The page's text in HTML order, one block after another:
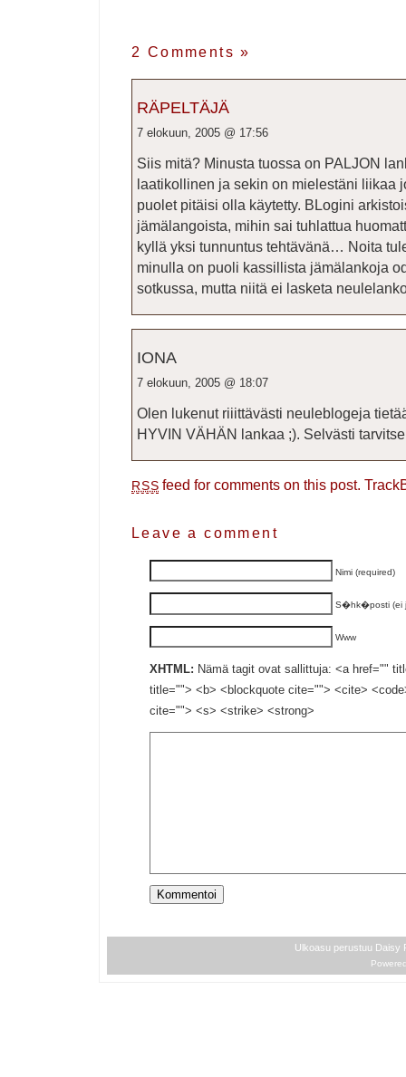
2 Comments»
RÄPELTÄJÄ
7 elokuun, 2005 @ 17:56
Siis mitä? Minusta tuossa on PALJON
laatikollinen ja sekin on mielestäni liikaa
puolet pitäisi olla käytetty. BLogini
jämälangoista, mihin sai tuhlattua
kyllä yksi tunnuntus tehtävänä… Noita
minulla on puoli kassillista jämälankoja
sotkussa, mutta niitä ei lasketa
IONA
7 elokuun, 2005 @ 18:07
Olen lukenut riiittävästi neuleblogeja
HYVIN VÄHÄN lankaa ;). Selvästi
RSS feed for comments on this post.
Leave a comment
Nimi (required)
S�hk�posti (ei
Www
XHTML: Nämä tagit ovat sallittuja: <a href=""
title=""> <b> <blockquote cite=""> <cite>
cite=""> <s> <strike> <strong>
Ulkoasu perustuu